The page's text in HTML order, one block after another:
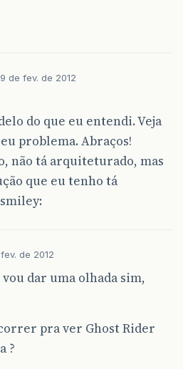
de fev. de 2012
do que eu entendi. Veja
problema. Abraços!
não tá arquiteturado, mas
que eu tenho tá
de 2012
dar uma olhada sim,
pra ver Ghost Rider
?